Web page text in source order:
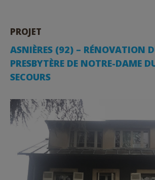
PROJET
ASNIÈRES (92) – RÉNOVATION
PRESBYTÈRE DE NOTRE-DAME
SECOURS